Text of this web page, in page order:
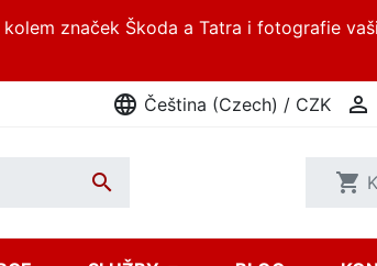
značek Škoda a Tatra i fotografie
language Čeština (Czech) / CZK 
 shopping_cart